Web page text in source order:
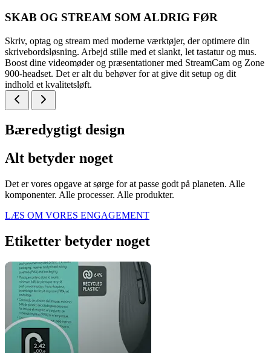
SKAB OG STREAM SOM ALDRIG FØR
Skriv, optag og stream med moderne værktøjer, der optimere din
skrivebordsløsning. Arbejd stille med et slankt, let tastatur og mus.
Boost dine videomøder og præsentationer med StreamCam og Zone
900-headset. Det er alt du behøver for at give dit setup og dit
indhold et kvalitetsløft.
Bæredygtigt design
Alt betyder noget
Det er vores opgave at sørge for at passe godt på planeten. Alle
komponenter. Alle processer. Alle produkter.
LÆS OM VORES ENGAGEMENT
Etiketter betyder noget